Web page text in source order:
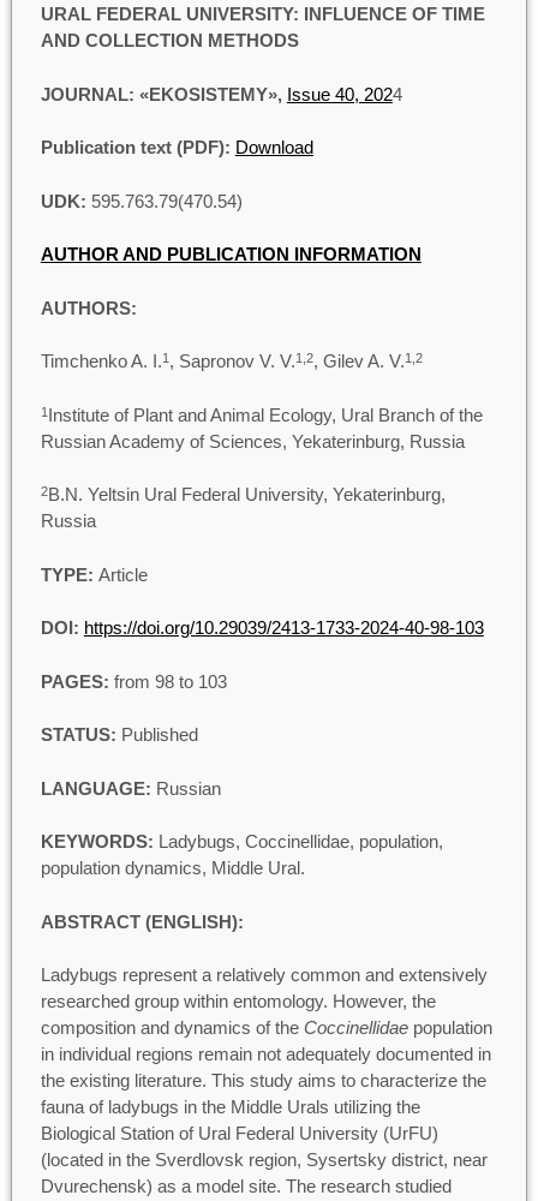
URAL FEDERAL UNIVERSITY: INFLUENCE OF TIME
AND COLLECTION METHODS
JOURNAL: «EKOSISTEMY», Issue 40, 2024
Publication text (PDF): Download
UDK: 595.763.79(470.54)
AUTHOR AND PUBLICATION INFORMATION
AUTHORS:
Timchenko A. I.1 , Sapronov V. V.1,2, Gilev A. V.1,2
1Institute of Plant and Animal Ecology, Ural Branch of the
Russian Academy of Sciences, Yekaterinburg, Russia
2B.N. Yeltsin Ural Federal University, Yekaterinburg,
Russia
TYPE: Article
DOI: https://doi.org/10.29039/2413-1733-2024-40-98-103
PAGES: from 98 to 103
STATUS: Published
LANGUAGE: Russian
KEYWORDS: Ladybugs, Coccinellidae, population,
population dynamics, Middle Ural.
ABSTRACT (ENGLISH):
Ladybugs represent a relatively common and extensively
researched group within entomology. However, the
composition and dynamics of the Coccinellidaepopulation
in individual regions remain not adequately documented in
the existing literature. This study aims to characterize the
fauna of ladybugs in the Middle Urals utilizing the
Biological Station of Ural Federal University (UrFU)
(located in the Sverdlovsk region, Sysertsky district, near
Dvurechensk) as a model site. The research studied